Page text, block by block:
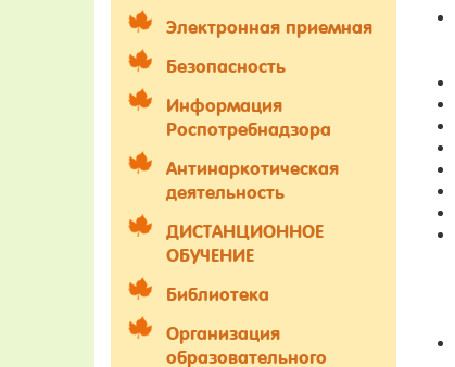
Электронная приемная
Безопасность
Информация
Роспотребнадзора
Антинаркотическая
деятельность
ДИСТАНЦИОННОЕ
ОБУЧЕНИЕ
Библиотека
Организация
образовательного